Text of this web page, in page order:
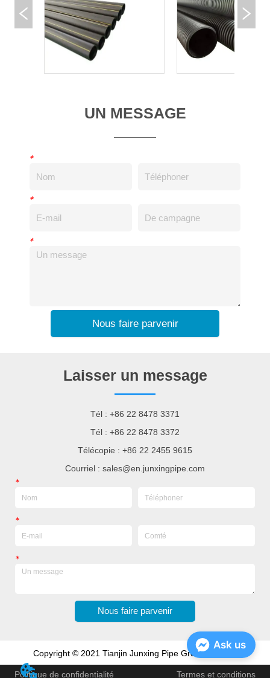
UN MESSAGE
*
*
*
Nous faire parvenir
Laisser un message
Tél : +86 22 8478 3371
Tél : +86 22 8478 3372
Télécopie : +86 22 2455 9615
Courriel : sales@en.junxingpipe.com
*
*
*
Nous faire parvenir
Copyright © 2021 Tianjin Junxing Pipe Group Co., Ltd
Politique de confidentialité Termes et conditions
Ask us